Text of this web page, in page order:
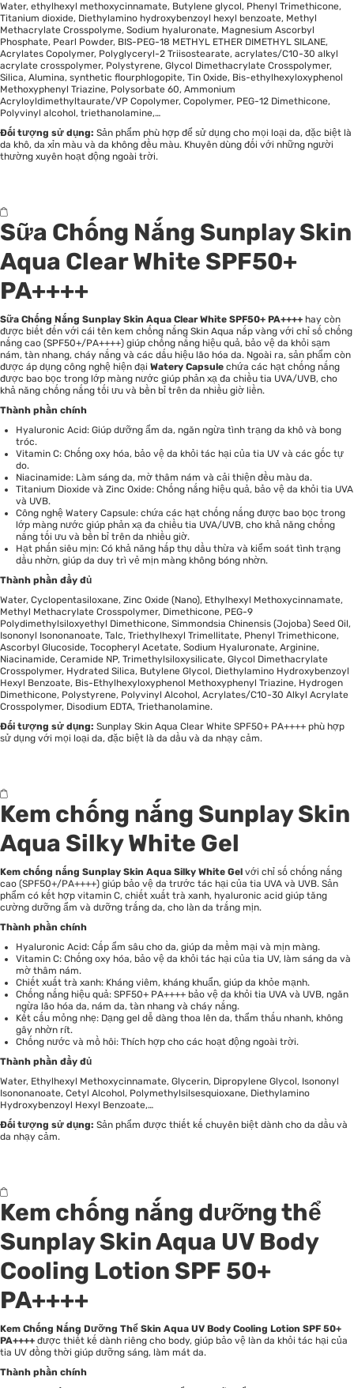
Water, ethylhexyl methoxycinnamate, Butylene glycol, Phenyl Trimethicone,
Titanium dioxide, Diethylamino hydroxybenzoyl hexyl benzoate, Methyl
Methacrylate Crosspolyme, Sodium hyaluronate, Magnesium Ascorbyl
Phosphate, Pearl Powder, BIS-PEG-18 METHYL ETHER DIMETHYL SILANE,
Acrylates Copolymer, Polyglyceryl-2 Triisostearate, acrylates/C10-30 alkyl
acrylate crosspolymer, Polystyrene, Glycol Dimethacrylate Crosspolymer,
Silica, Alumina, synthetic flourphlogopite, Tin Oxide, Bis-ethylhexyloxyphenol
Methoxyphenyl Triazine, Polysorbate 60, Ammonium
Acryloyldimethyltaurate/VP Copolymer, Copolymer, PEG-12 Dimethicone,
Polyvinyl alcohol, triethanolamine,…
Đối tượng sử dụng: Sản phẩm phù hợp để sử dụng cho mọi loại da, đặc biệt là
da khô, da xỉn màu và da không đều màu. Khuyên dùng đối với những người
thường xuyên hoạt động ngoài trời.
Sữa Chống Nắng Sunplay Skin
Aqua Clear White SPF50+
PA++++
Sữa Chống Nắng Sunplay Skin Aqua Clear White SPF50+ PA++++ hay còn
được biết đến với cái tên kem chống nắng Skin Aqua nắp vàng với chỉ số chống
nắng cao (SPF50+/PA++++) giúp chống nắng hiệu quả, bảo vệ da khỏi sạm
nám, tàn nhang, cháy nắng và các dấu hiệu lão hóa da. Ngoài ra, sản phẩm còn
được áp dụng công nghệ hiện đại Watery Capsule chứa các hạt chống nắng
được bao bọc trong lớp màng nước giúp phản xạ đa chiều tia UVA/UVB, cho
khả năng chống nắng tối ưu và bền bỉ trên da nhiều giờ liền.
Thành phần chính
Hyaluronic Acid: Giúp dưỡng ẩm da, ngăn ngừa tình trạng da khô và bong
tróc.
Vitamin C: Chống oxy hóa, bảo vệ da khỏi tác hại của tia UV và các gốc tự
do.
Niacinamide: Làm sáng da, mờ thâm nám và cải thiện đều màu da.
Titanium Dioxide và Zinc Oxide: Chống nắng hiệu quả, bảo vệ da khỏi tia UVA
và UVB.
Công nghệ Watery Capsule: chứa các hạt chống nắng được bao bọc trong
lớp màng nước giúp phản xạ đa chiều tia UVA/UVB, cho khả năng chống
nắng tối ưu và bền bỉ trên da nhiều giờ.
Hạt phấn siêu mịn: Có khả năng hấp thụ dầu thừa và kiểm soát tình trạng
dầu nhờn, giúp da duy trì vẻ mịn màng không bóng nhờn.
Thành phần đầy đủ
Water, Cyclopentasiloxane, Zinc Oxide (Nano), Ethylhexyl Methoxycinnamate,
Methyl Methacrylate Crosspolymer, Dimethicone, PEG-9
Polydimethylsiloxyethyl Dimethicone, Simmondsia Chinensis (Jojoba) Seed Oil,
Isononyl Isononanoate, Talc, Triethylhexyl Trimellitate, Phenyl Trimethicone,
Ascorbyl Glucoside, Tocopheryl Acetate, Sodium Hyaluronate, Arginine,
Niacinamide, Ceramide NP, Trimethylsiloxysilicate, Glycol Dimethacrylate
Crosspolymer, Hydrated Silica, Butylene Glycol, Diethylamino Hydroxybenzoyl
Hexyl Benzoate, Bis-Ethylhexyloxyphenol Methoxyphenyl Triazine, Hydrogen
Dimethicone, Polystyrene, Polyvinyl Alcohol, Acrylates/C10-30 Alkyl Acrylate
Crosspolymer, Disodium EDTA, Triethanolamine.
Đối tượng sử dụng: Sunplay Skin Aqua Clear White SPF50+ PA++++ phù hợp
sử dụng với mọi loại da, đặc biệt là da dầu và da nhạy cảm.
Kem chống nắng Sunplay Skin
Aqua Silky White Gel
Kem chống nắng Sunplay Skin Aqua Silky White Gel với chỉ số chống nắng
cao (SPF50+/PA++++) giúp bảo vệ da trước tác hại của tia UVA và UVB. Sản
phẩm có kết hợp vitamin C, chiết xuất trà xanh, hyaluronic acid giúp tăng
cường dưỡng ẩm và dưỡng trắng da, cho làn da trắng mịn.
Thành phần chính
Hyaluronic Acid: Cấp ẩm sâu cho da, giúp da mềm mại và mịn màng.
Vitamin C: Chống oxy hóa, bảo vệ da khỏi tác hại của tia UV, làm sáng da và
mờ thâm nám.
Chiết xuất trà xanh: Kháng viêm, kháng khuẩn, giúp da khỏe mạnh.
Chống nắng hiệu quả: SPF50+ PA++++ bảo vệ da khỏi tia UVA và UVB, ngăn
ngừa lão hóa da, nám da, tàn nhang và cháy nắng.
Kết cấu mỏng nhẹ: Dạng gel dễ dàng thoa lên da, thẩm thấu nhanh, không
gây nhờn rít.
Chống nước và mồ hôi: Thích hợp cho các hoạt động ngoài trời.
Thành phần đầy đủ
Water, Ethylhexyl Methoxycinnamate, Glycerin, Dipropylene Glycol, Isononyl
Isononanoate, Cetyl Alcohol, Polymethylsilsesquioxane, Diethylamino
Hydroxybenzoyl Hexyl Benzoate,…
Đối tượng sử dụng: Sản phẩm được thiết kế chuyên biệt dành cho da dầu và
da nhạy cảm.
Kem chống nắng dưỡng thể
Sunplay Skin Aqua UV Body
Cooling Lotion SPF 50+
PA++++
Kem Chống Nắng Dưỡng Thể Skin Aqua UV Body Cooling Lotion SPF 50+
PA++++ được thiết kế dành riêng cho body, giúp bảo vệ làn da khỏi tác hại của
tia UV đồng thời giúp dưỡng sáng, làm mát da.
Thành phần chính